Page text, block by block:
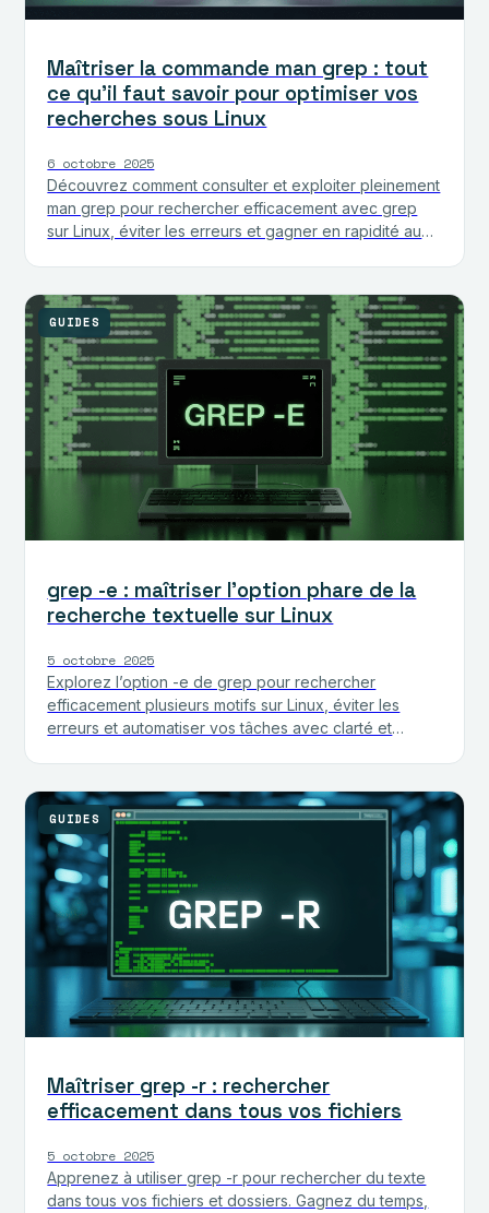
Maîtriser la commande man grep : tout
ce qu’il faut savoir pour optimiser vos
recherches sous Linux
6 octobre 2025
Découvrez comment consulter et exploiter pleinement
man grep pour rechercher efficacement avec grep
sur Linux, éviter les erreurs et gagner en rapidité au
GUIDES
grep -e : maîtriser l’option phare de la
recherche textuelle sur Linux
5 octobre 2025
Explorez l’option -e de grep pour rechercher
efficacement plusieurs motifs sur Linux, éviter les
erreurs et automatiser vos tâches avec clarté et
GUIDES
Maîtriser grep -r : rechercher
efficacement dans tous vos fichiers
5 octobre 2025
Apprenez à utiliser grep -r pour rechercher du texte
dans tous vos fichiers et dossiers. Gagnez du temps,